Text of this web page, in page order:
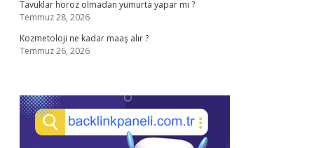
Tavuklar horoz olmadan yumurta yapar mı ?
Temmuz 28, 2026
Kozmetoloji ne kadar maaş alır ?
Temmuz 26, 2026